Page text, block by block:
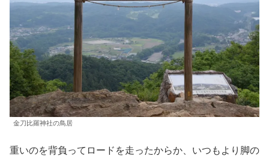
金刀比羅神社の鳥居
重いのを背負ってロードを走ったからか、いつもより脚の